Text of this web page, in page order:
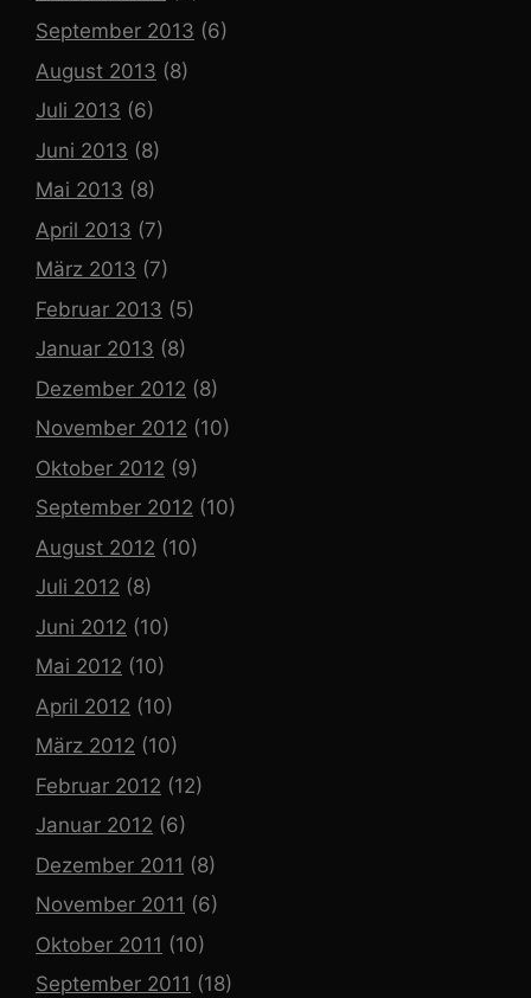
September 2013 (6)
August 2013 (8)
Juli 2013 (6)
Juni 2013 (8)
Mai 2013 (8)
April 2013 (7)
März 2013 (7)
Februar 2013 (5)
Januar 2013 (8)
Dezember 2012 (8)
November 2012 (10)
Oktober 2012 (9)
September 2012 (10)
August 2012 (10)
Juli 2012 (8)
Juni 2012 (10)
Mai 2012 (10)
April 2012 (10)
März 2012 (10)
Februar 2012 (12)
Januar 2012 (6)
Dezember 2011 (8)
November 2011 (6)
Oktober 2011 (10)
September 2011 (18)